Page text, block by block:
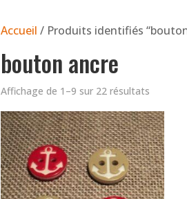
Accueil / Produits identifiés
bouton ancre
Affichage de 1–9 sur 22 résultats